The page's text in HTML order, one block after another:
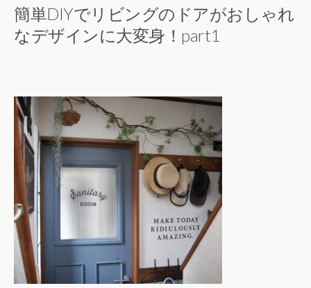
簡単DIYでリビングのドアがおしゃれ
なデザインに大変身！part1